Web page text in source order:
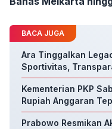
BACA JUGA
Ara Tinggalkan
Sportivitas,
Kementerian PKP
Rupiah Anggaran
Prabowo Resmikan